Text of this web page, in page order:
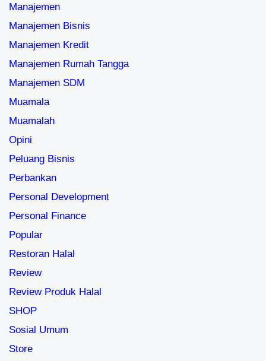
Manajemen
Manajemen Bisnis
Manajemen Kredit
Manajemen Rumah Tangga
Manajemen SDM
Muamala
Muamalah
Opini
Peluang Bisnis
Perbankan
Personal Development
Personal Finance
Popular
Restoran Halal
Review
Review Produk Halal
SHOP
Sosial Umum
Store